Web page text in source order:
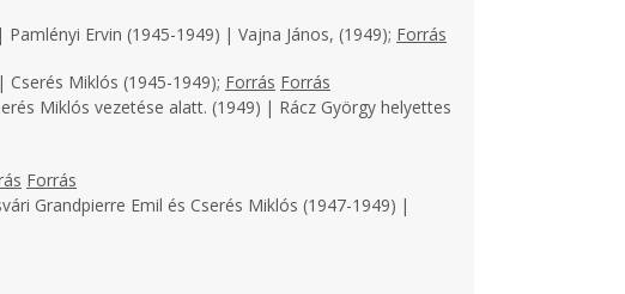
Ervin (1945-1949) | Vajna János, (1949); Forrás
Miklós (1945-1949); Forrás Forrás
Miklós vezetése alatt. (1949) | Rácz György helyettes
Forrás
Grandpierre Emil és Cserés Miklós (1947-1949) |